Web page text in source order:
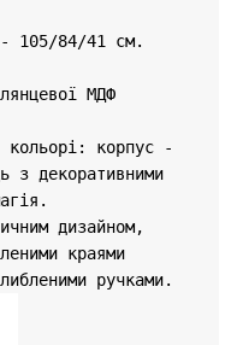
105/84/41 см.
МДФ
кольорі: корпус -
з декоративними
дизайном,
краями